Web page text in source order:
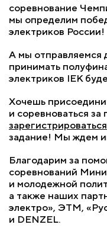
соревнование
мы определим
электриков России!
А мы отправляемся
принимать
электриков IEK
Хочешь
и соревноваться
зарегистрироваться
задание! Мы ждем
Благодарим за
соревнований
и молодежной
а также наших
электро», ЭТМ,
и DENZEL.